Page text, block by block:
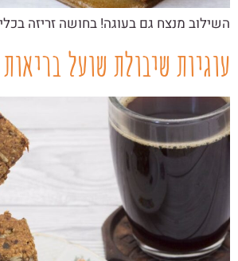
השילוב מנצח גם בעוגה! בחושה זריזה
עוגיות שיבולת שועל בריאות